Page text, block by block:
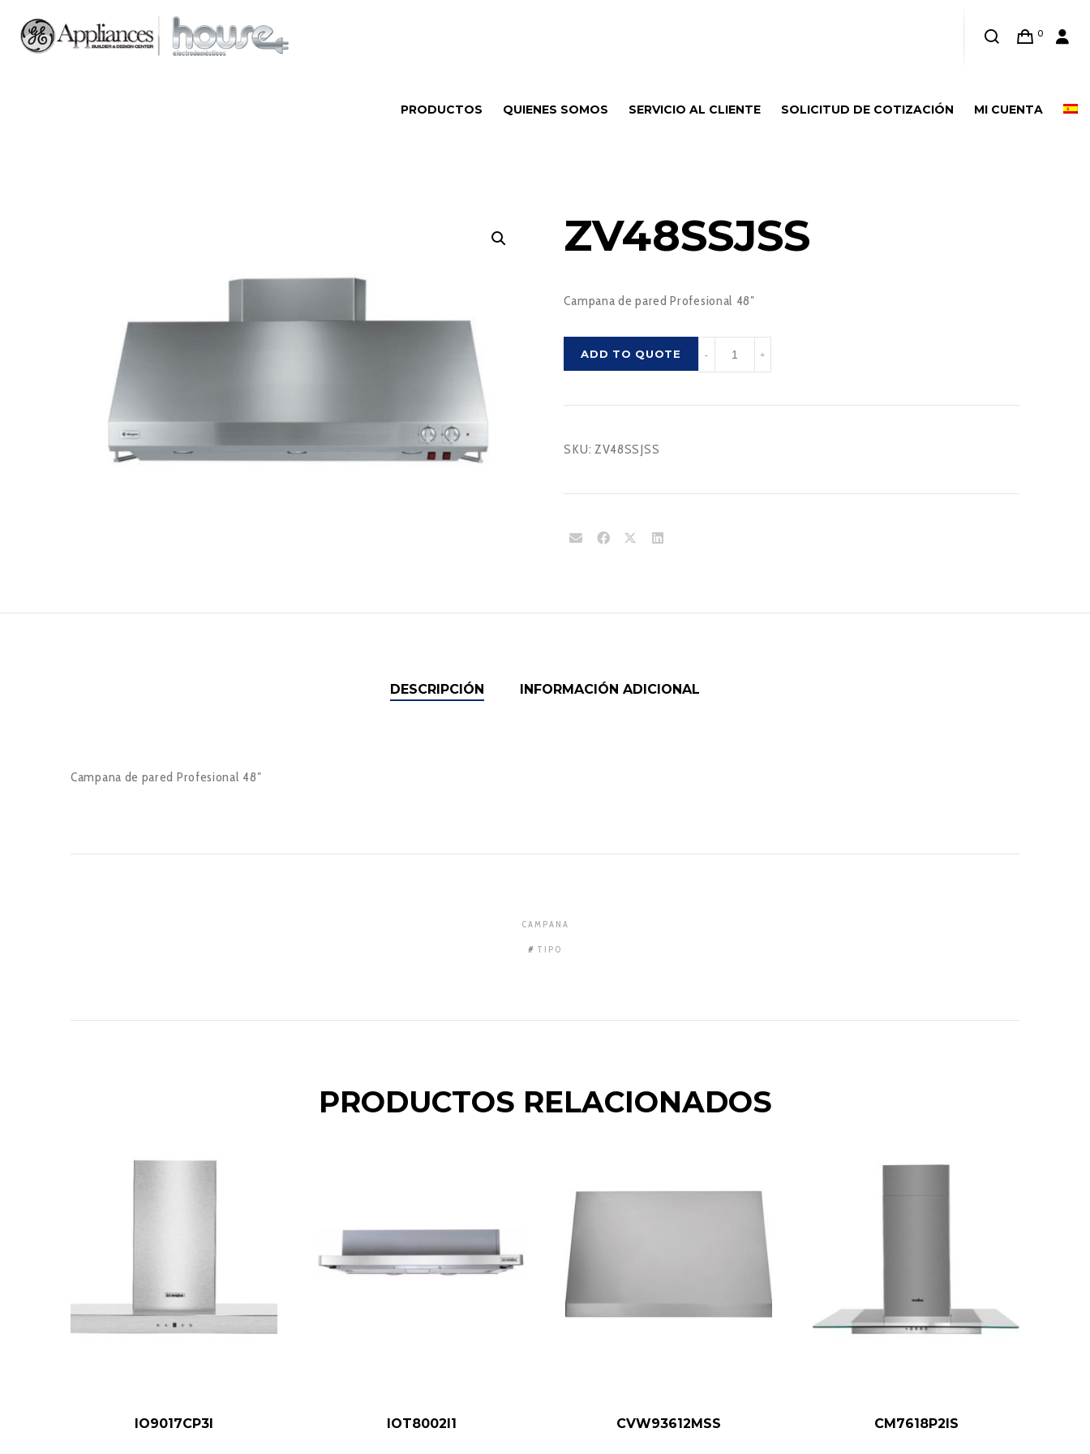
0
PRODUCTOS QUIENES SOMOS SERVICIO AL CLIENTE SOLICITUD DE COTIZACIÓN MI CUENTA
ZV48SSJSS
Campana de pared Profesional 48″
ADD TO QUOTE
cantidad
- +
SKU: ZV48SSJSS
DESCRIPCIÓN INFORMACIÓN ADICIONAL
Campana de pared Profesional 48″
CAMPANA
TIPO
PRODUCTOS RELACIONADOS
IO9017CP3I IOT8002I1 CVW93612MSS CM7618P2IS